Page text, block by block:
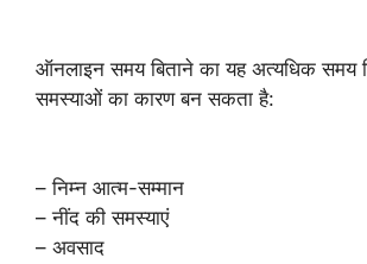
ऑनलाइन समय बिताने का यह अत्यधिक समय
समस्याओं का कारण बन सकता है:
– निम्न आत्म-सम्मान
– नींद की समस्याएं
– अवसाद